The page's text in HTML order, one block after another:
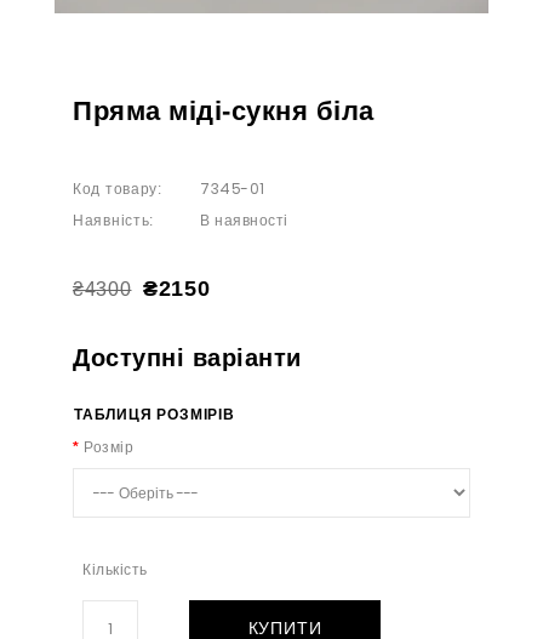
Пряма міді-сукня біла
Код товару: 7345-01
Наявність: В наявності
₴4300 ₴2150
Доступні варіанти
ТАБЛИЦЯ РОЗМІРІВ
Розмір
Кількість
КУПИТИ